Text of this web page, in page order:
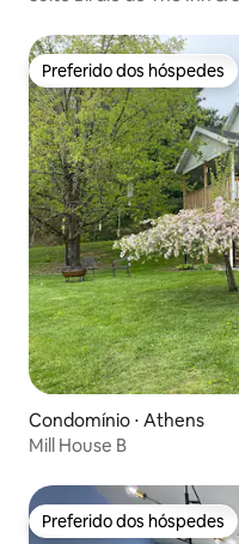
Preferido dos hóspedes
Preferido dos hóspedes
Condomínio ⋅ Athens
Mill House B
Preferido dos hóspedes
Preferido dos hóspedes